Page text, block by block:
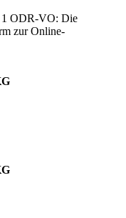
1 ODR-VO: Die
zur Online-